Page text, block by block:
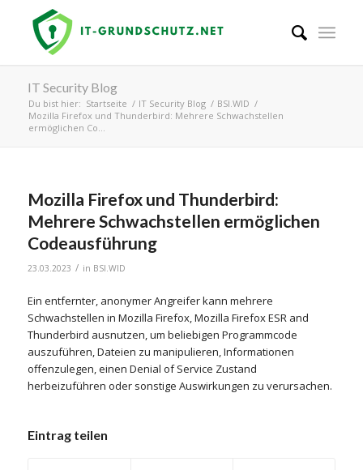
IT Security Blog
Du bist hier: Startseite / IT Security Blog / BSI.WID /
Mozilla Firefox und Thunderbird: Mehrere Schwachstellen
ermöglichen Co...
Mozilla Firefox und Thunderbird:
Mehrere Schwachstellen ermöglichen
Codeausführung
23.03.2023 / in BSI.WID
Ein entfernter, anonymer Angreifer kann mehrere
Schwachstellen in Mozilla Firefox, Mozilla Firefox ESR and
Thunderbird ausnutzen, um beliebigen Programmcode
auszuführen, Dateien zu manipulieren, Informationen
offenzulegen, einen Denial of Service Zustand
herbeizuführen oder sonstige Auswirkungen zu verursachen.
Eintrag teilen